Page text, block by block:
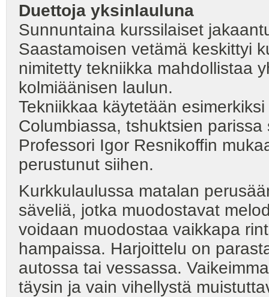
Duettoja yksinlauluna
Sunnuntaina kurssilaiset
Saastamoisen vetämä keskittyi
nimitetty tekniikka mahdollistaa
kolmiäänisen laulun.
Tekniikkaa käytetään
Columbiassa, tshuktsien
Professori Igor Resnikoffin
perustunut siihen.
Kurkkulaulussa matalan
säveliä, jotka muodostavat
voidaan muodostaa vaikkapa
hampaissa. Harjoittelu on
autossa tai vessassa.
täysin ja vain vihellystä